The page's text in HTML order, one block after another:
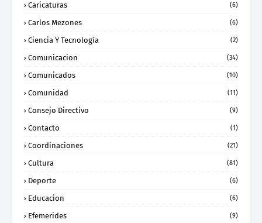
Caricaturas (6)
Carlos Mezones (6)
Ciencia Y Tecnología (2)
Comunicacion (34)
Comunicados (10)
Comunidad (11)
Consejo Directivo (9)
Contacto (1)
Coordinaciones (21)
Cultura (81)
Deporte (6)
Educacion (6)
Efemerides (9)